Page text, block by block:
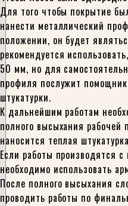
Для того чтобы покрытие
нанести металлический
положении, он будет
рекомендуется
50 мм, но для
профиля послужит
штукатурки.
К дальнейшим работам
полного высыхания рабочей
наносится теплая
Если работы производятся
необходимо использовать
После полного высыхания
проводить работы по